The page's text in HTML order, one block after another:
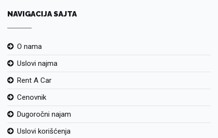
NAVIGACIJA SAJTA
O nama
Uslovi najma
Rent A Car
Cenovnik
Dugoročni najam
Uslovi korišćenja